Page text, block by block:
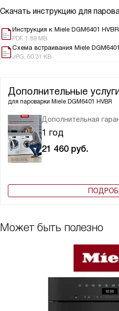
Скачать инструкцию для
Инструкция к Miele DGM6401 HVBR
PDF, 1.89 MB
Схема встраивания Miele
JPG, 60.31 KB
Дополнительные
для пароварки Miele DGM6401 HVBR
Дополнительная
1 год
21 460 руб.
Может быть полезно